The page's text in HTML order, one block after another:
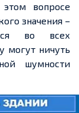
вопросе
значения –
во всех
могут ничуть
шумности